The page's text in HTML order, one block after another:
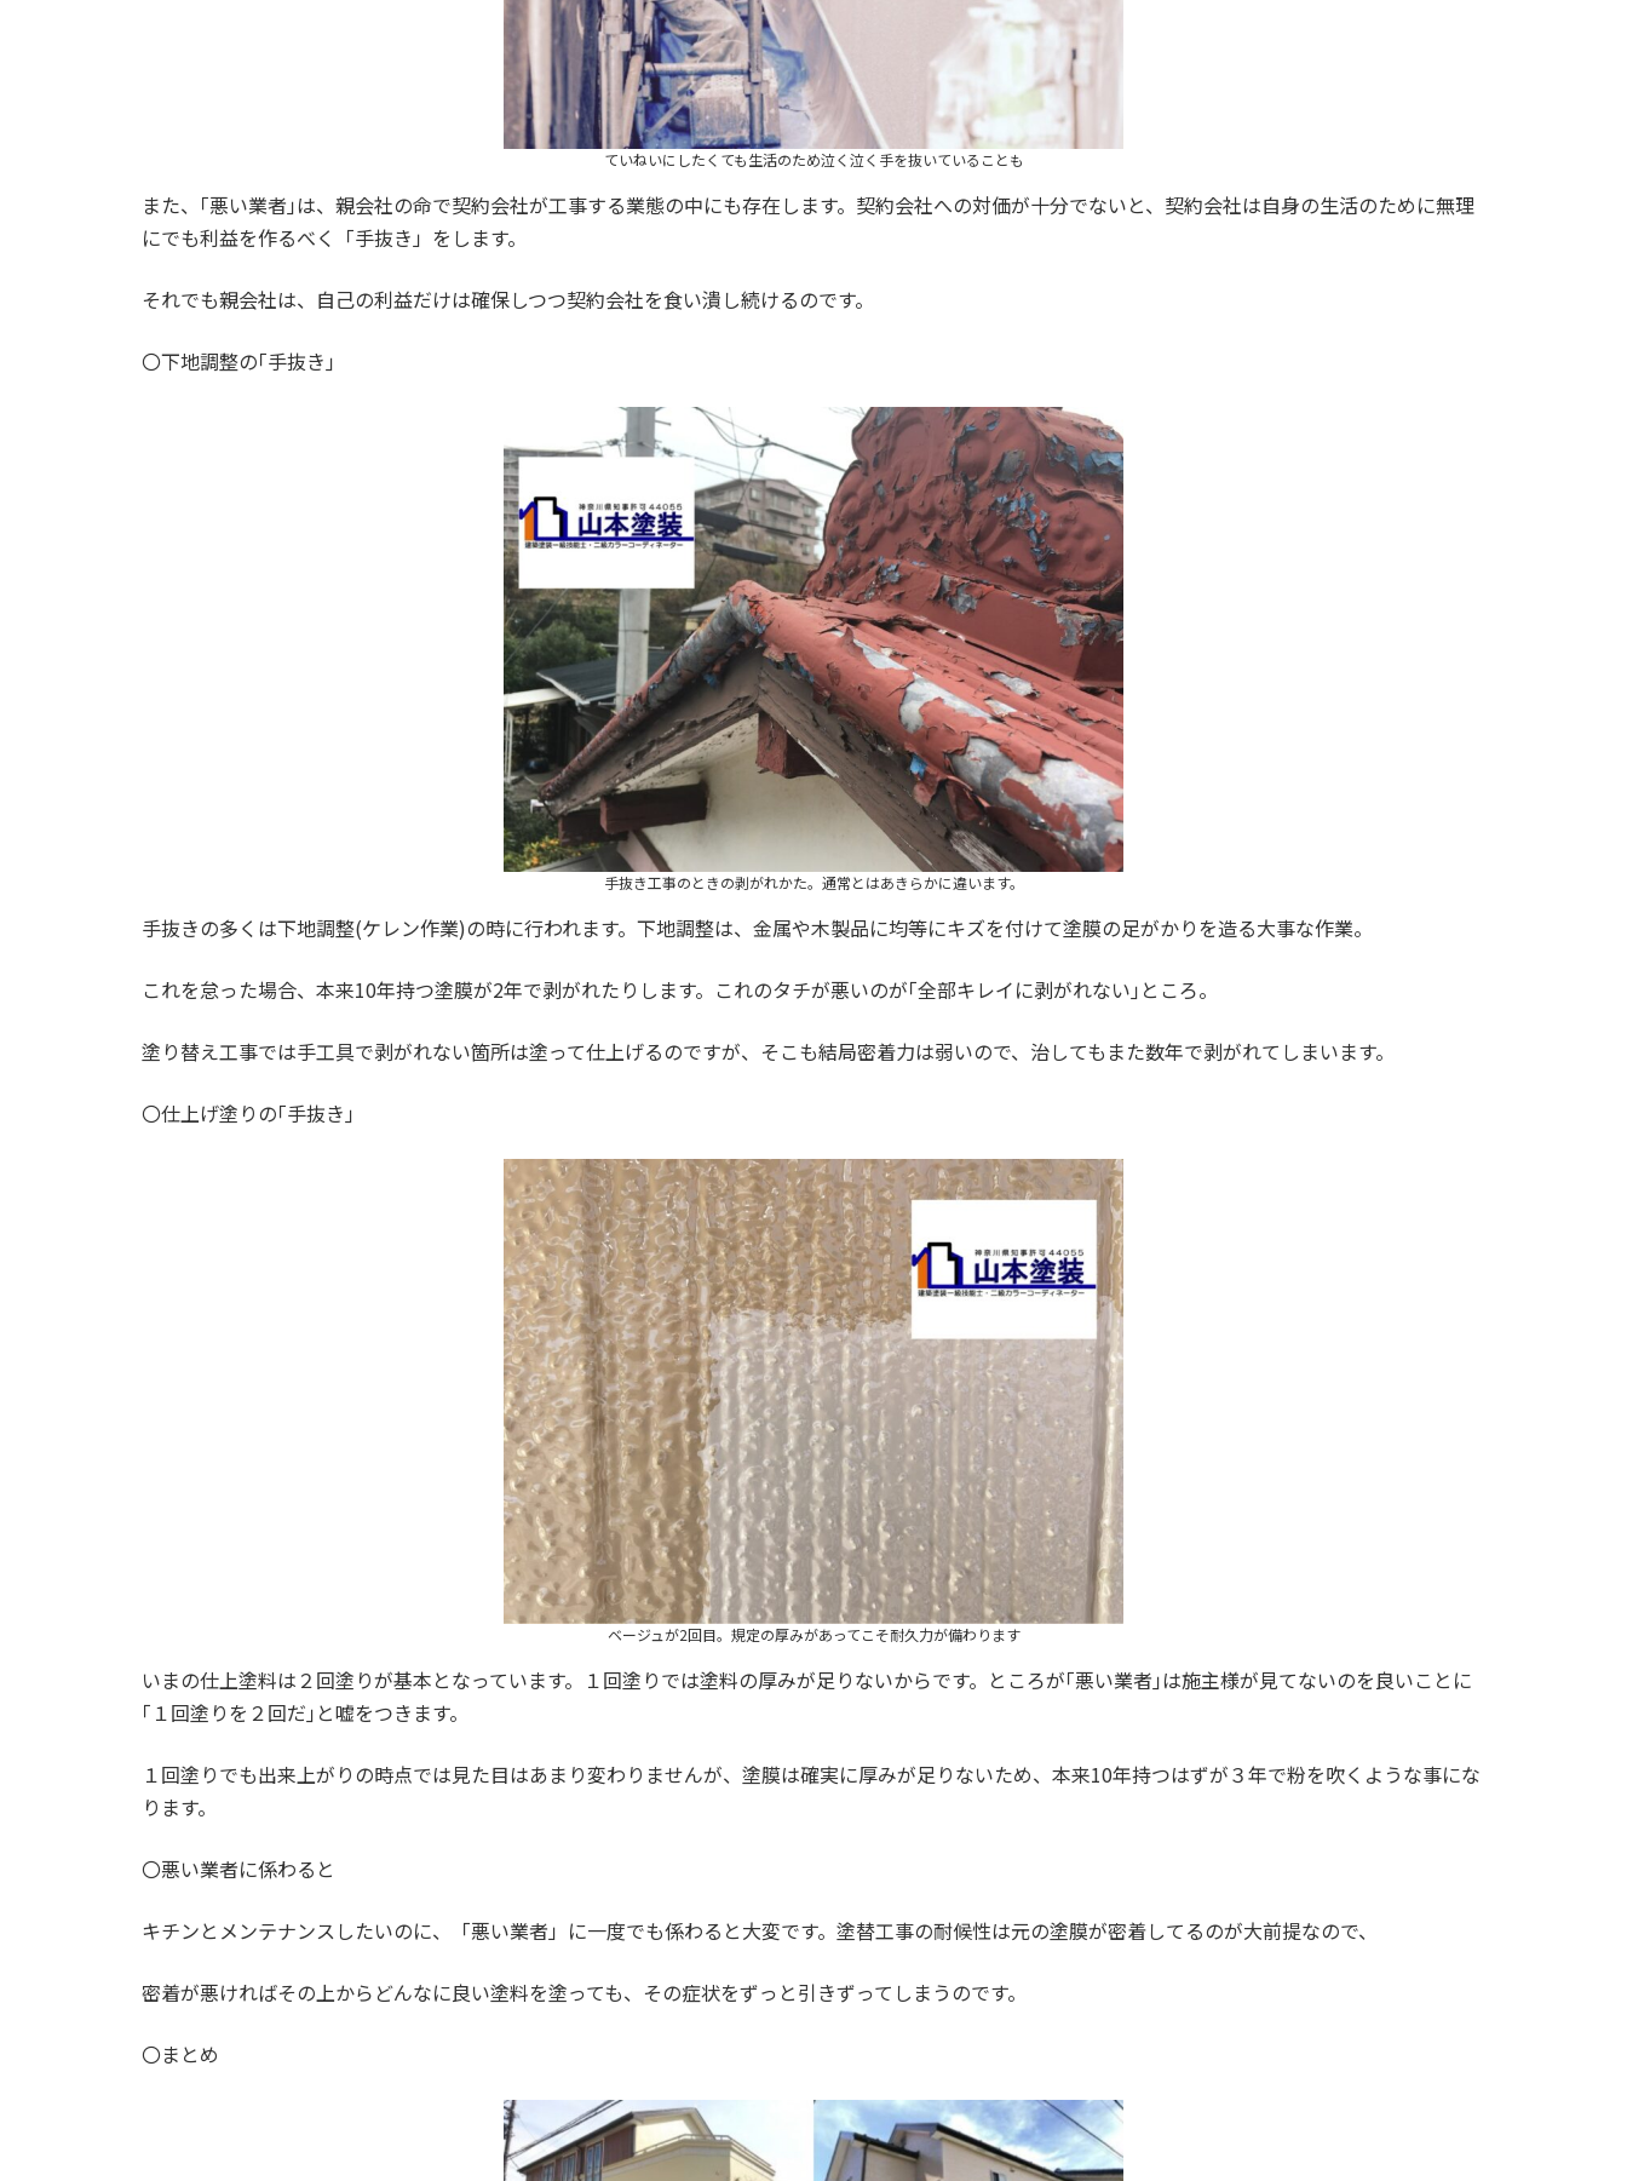
ていねいにしたくても生活のため泣く泣く手を抜いていることも
また、｢悪い業者｣は、親会社の命で契約会社が工事する業態の中にも存在します。契約会社への対価が十分でないと、契約会社は自身の生活のために無理
にでも利益を作るべく「手抜き」をします。
それでも親会社は、自己の利益だけは確保しつつ契約会社を食い潰し続けるのです。
〇下地調整の｢手抜き｣
手抜き工事のときの剥がれかた。通常とはあきらかに違います。
手抜きの多くは下地調整(ケレン作業)の時に行われます。下地調整は、金属や木製品に均等にキズを付けて塗膜の足がかりを造る大事な作業。
これを怠った場合、本来10年持つ塗膜が2年で剥がれたりします。これのタチが悪いのが｢全部キレイに剥がれない｣ところ。
塗り替え工事では手工具で剥がれない箇所は塗って仕上げるのですが、そこも結局密着力は弱いので、治してもまた数年で剥がれてしまいます。
〇仕上げ塗りの｢手抜き｣
ベージュが2回目。規定の厚みがあってこそ耐久力が備わります
いまの仕上塗料は２回塗りが基本となっています。１回塗りでは塗料の厚みが足りないからです。ところが｢悪い業者｣は施主様が見てないのを良いことに
｢１回塗りを２回だ｣と嘘をつきます。
１回塗りでも出来上がりの時点では見た目はあまり変わりませんが、塗膜は確実に厚みが足りないため、本来10年持つはずが３年で粉を吹くような事にな
ります。
〇悪い業者に係わると
キチンとメンテナンスしたいのに、「悪い業者」に一度でも係わると大変です。塗替工事の耐候性は元の塗膜が密着してるのが大前提なので、
密着が悪ければその上からどんなに良い塗料を塗っても、その症状をずっと引きずってしまうのです。
〇まとめ